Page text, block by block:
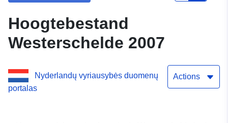
Hoogtebestand
Westerschelde 2007
Nyderlandų vyriausybės duomenų
portalas
Actions